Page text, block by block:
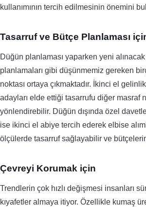
kullanımının tercih edilmesinin önemini
Tasarruf ve Bütçe Planlaması
Düğün planlaması yaparken yeni
planlamaları gibi düşünmemiz gereken
noktası ortaya çıkmaktadır. İkinci el
adayları elde ettiği tasarrufu diğer masraf
yönlendirebilir. Düğün dışında özel
ise ikinci el abiye tercih ederek elbise
ölçülerde tasarruf sağlayabilir ve
Çevreyi Korumak için
Trendlerin çok hızlı değişmesi insanları
kıyafetler almaya itiyor. Özellikle kumaş